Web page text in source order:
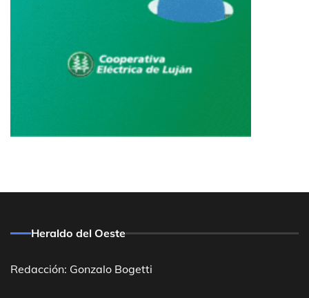
Heraldo del Oeste
Redacción: Gonzalo Bogetti